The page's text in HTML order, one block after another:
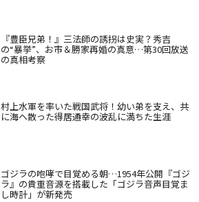
『豊臣兄弟！』三法師の誘拐は史実？秀吉
の“暴挙”、お市＆勝家再婚の真意…第30回放送
の真相考察
村上水軍を率いた戦国武将！幼い弟を支え、共
に海へ散った得居通幸の波乱に満ちた生涯
ゴジラの咆哮で目覚める朝…1954年公開『ゴジ
ラ』の貴重音源を搭載した「ゴジラ音声目覚ま
し時計」が新発売